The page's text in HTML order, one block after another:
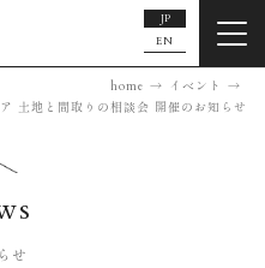
JP
EN
home
イベント
土地と間取りの相談会 開催のお知らせ
せ